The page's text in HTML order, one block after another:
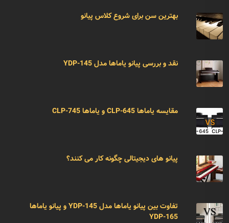
بهترین سن برای شروع کلاس پیانو
نقد و بررسی پیانو یاماها مدل YDP-145
مقایسه یاماها CLP-645 و یاماها CLP-745
پیانو های دیجیتالی چگونه کار می کنند؟
تفاوت بین پیانو یاماها مدل YDP-145 و پیانو یاماها
YDP-165